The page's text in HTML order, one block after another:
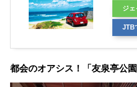
ジ
る
JTB
都会のオアシス！「友泉亭公園